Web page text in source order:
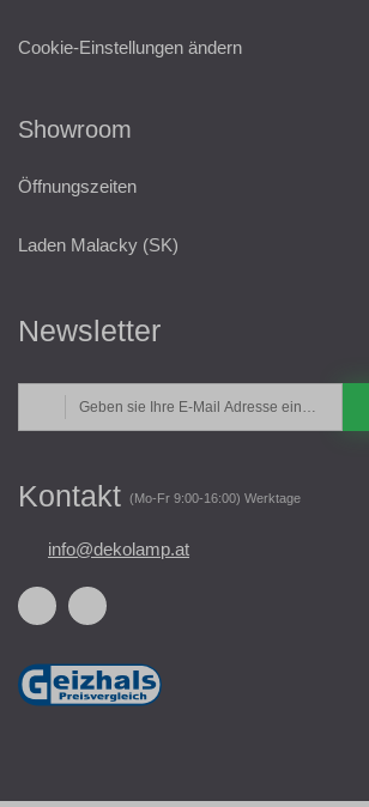
Cookie-Einstellungen ändern
Showroom
Öffnungszeiten
Laden Malacky (SK)
Newsletter
Kontakt (Mo-Fr 9:00-16:00) Werktage
info@dekolamp.at